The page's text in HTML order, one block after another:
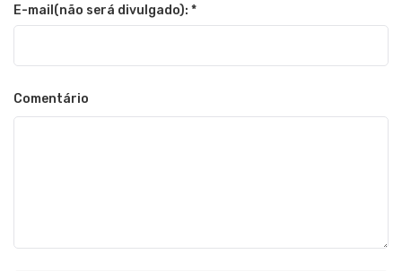
E-mail(não será divulgado): *
Comentário